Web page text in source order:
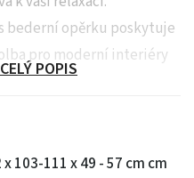
bederní opěrku poskytuje
pro moderní interiéry
cm
POPIS
x 103-111 x 49 - 57 cm cm